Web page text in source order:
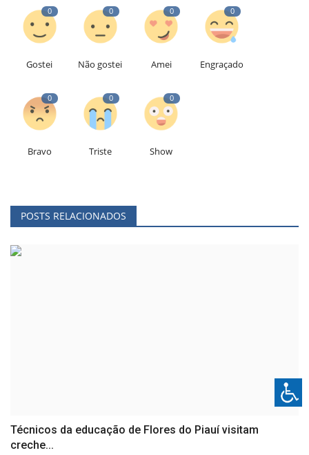
0
Gostei
0
Não gostei
0
Amei
0
Engraçado
0
Bravo
0
Triste
0
Show
POSTS RELACIONADOS
Técnicos da educação de Flores do Piauí visitam
creche...